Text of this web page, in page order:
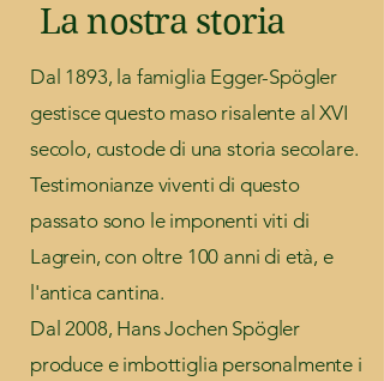
La nostra storia
Dal 1893, la famiglia Egger-Spögler
gestisce questo maso risalente al XVI
secolo, custode di una storia secolare.
Testimonianze viventi di questo
passato sono le imponenti viti di
Lagrein, con oltre 100 anni di età, e
l'antica cantina.
Dal 2008, Hans Jochen Spögler
produce e imbottiglia personalmente i